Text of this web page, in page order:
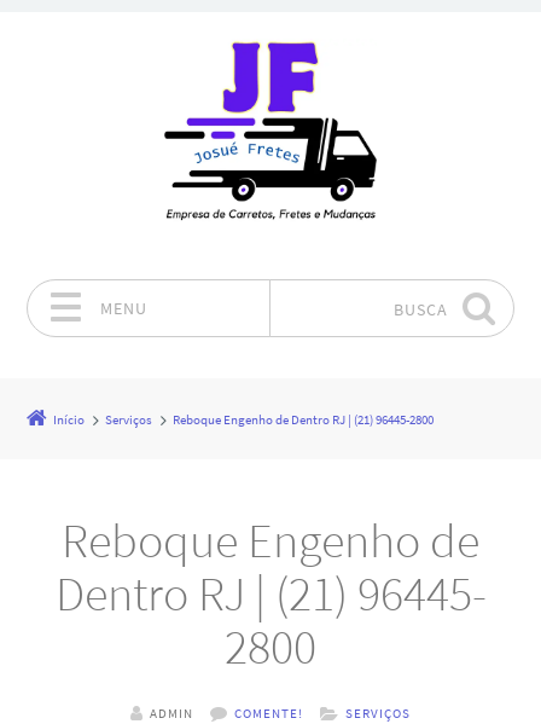
MENU BUSCA
Início Serviços Reboque Engenho de Dentro RJ | (21) 96445-2800
Reboque Engenho de
Dentro RJ | (21) 96445-
2800
ADMIN COMENTE! SERVIÇOS